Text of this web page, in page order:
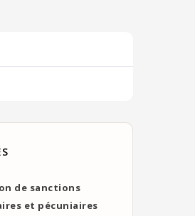
de sanctions
et pécuniaires